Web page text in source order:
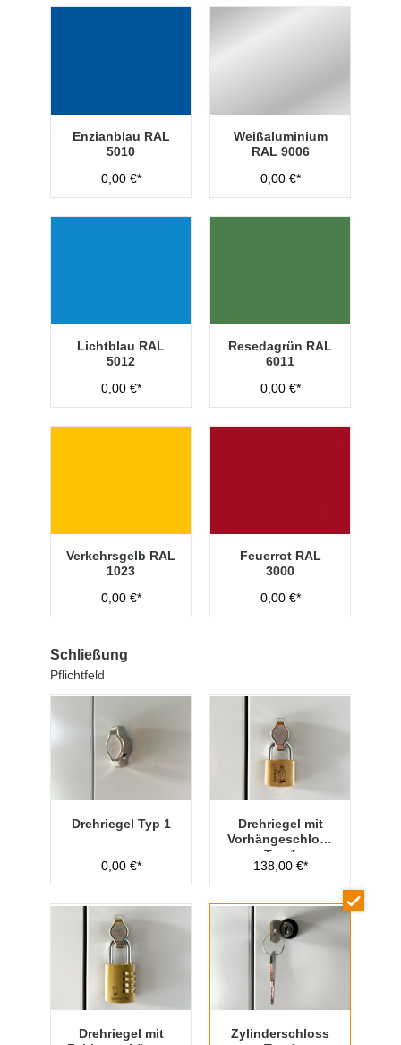
Enzianblau RAL
5010
0,00 €*
Weißaluminium
RAL 9006
0,00 €*
Lichtblau RAL
5012
0,00 €*
Resedagrün RAL
6011
0,00 €*
Verkehrsgelb RAL
1023
0,00 €*
Feuerrot RAL
3000
0,00 €*
Schließung
Pflichtfeld
Drehriegel Typ 1
0,00 €*
Drehriegel mit
Vorhängeschloss
Typ 1
138,00 €*
Drehriegel mit
Zylinderschloss